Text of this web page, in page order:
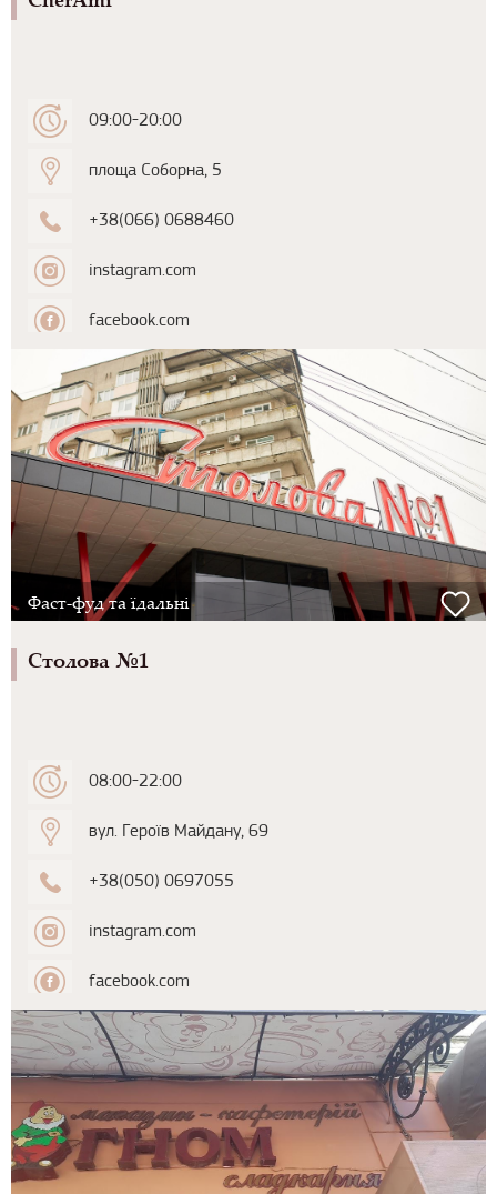
09:00-20:00
площа Соборна, 5
+38(066) 0688460
instagram.com
facebook.com
Фаст-фуд та їдальні
Столова №1
08:00-22:00
вул. Героїв Майдану, 69
+38(050) 0697055
instagram.com
facebook.com